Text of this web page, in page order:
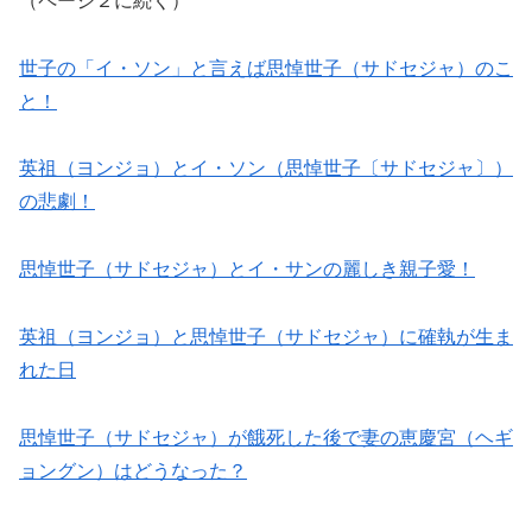
世子の「イ・ソン」と言えば思悼世子（サドセジャ）のこ
と！
英祖（ヨンジョ）とイ・ソン（思悼世子〔サドセジャ〕）
の悲劇！
思悼世子（サドセジャ）とイ・サンの麗しき親子愛！
英祖（ヨンジョ）と思悼世子（サドセジャ）に確執が生ま
れた日
思悼世子（サドセジャ）が餓死した後で妻の恵慶宮（ヘギ
ョングン）はどうなった？